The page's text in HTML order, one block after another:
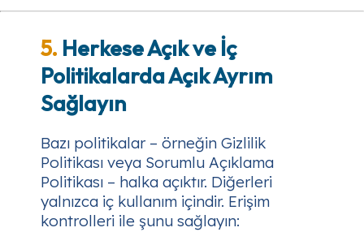
5. Herkese Açık ve İç
Politikalarda Açık Ayrım
Sağlayın
Bazı politikalar – örneğin Gizlilik
Politikası veya Sorumlu Açıklama
Politikası – halka açıktır. Diğerleri
yalnızca iç kullanım içindir. Erişim
kontrolleri ile şunu sağlayın: